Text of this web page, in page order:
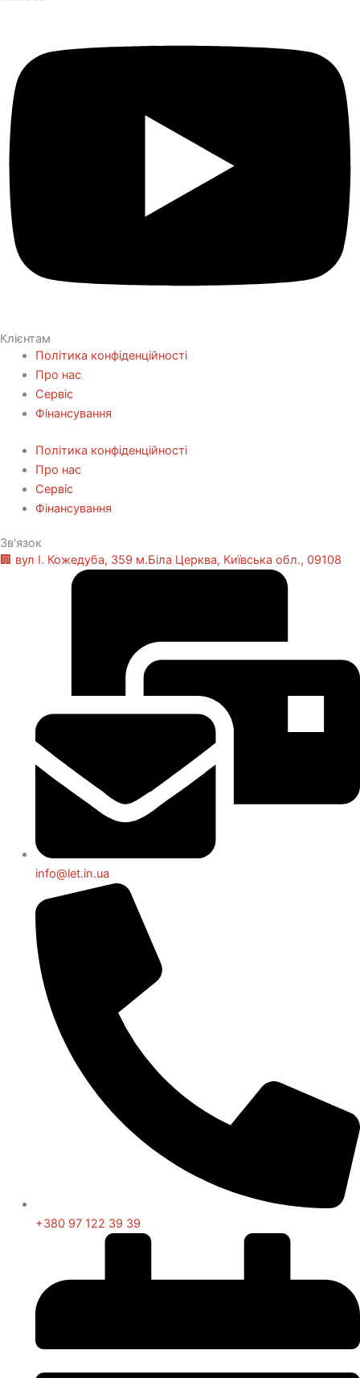
Клієнтам
Політика конфіденційності
Про нас
Сервіс
Фінансування
Політика конфіденційності
Про нас
Сервіс
Фінансування
Зв'язок
🏢 вул І. Кожедуба, 359 м.Біла Церква, Київська обл., 09108
info@let.in.ua
+380 97 122 39 39